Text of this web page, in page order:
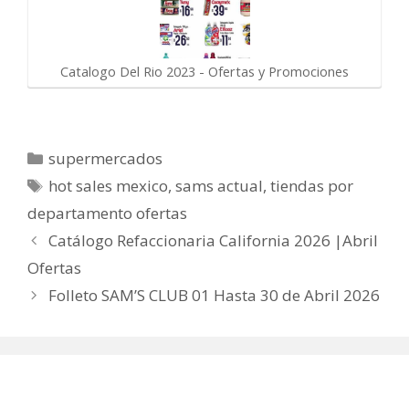
Catalogo Del Rio 2023 - Ofertas y Promociones
Categorías
supermercados
Etiquetas
hot sales mexico,sams actual,tiendas por
departamento ofertas
Catálogo Refaccionaria California 2026 |Abril
Ofertas
Folleto SAM’S CLUB 01 Hasta 30 de Abril 2026